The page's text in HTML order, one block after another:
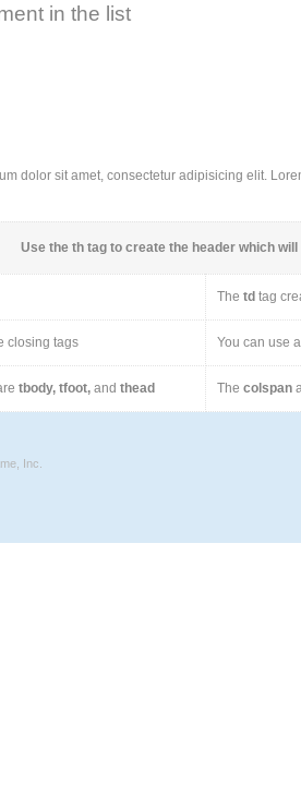
in the list
dolor sit amet, consectetur adipisicing elit.
Use the th tag to create the header which
The td tag
closing tags You can use
tbody, tfoot, and thead The colspan
Inc.